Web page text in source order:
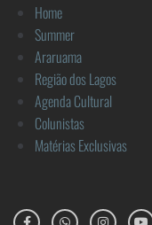
Home
Summer
Araruama
Região dos Lagos
Agenda Cultural
Colunistas
Matérias Exclusivas